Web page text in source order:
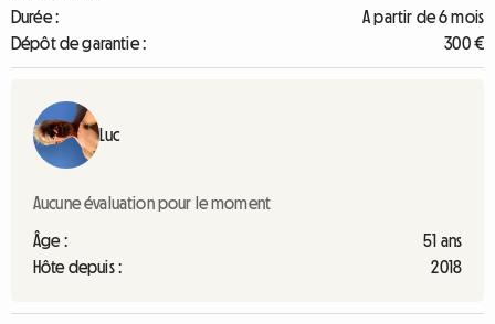
Durée :
A partir de 6 mois
Dépôt de garantie :
300 €
Luc
Aucune évaluation pour le moment
Âge :
51 ans
Hôte depuis :
2018